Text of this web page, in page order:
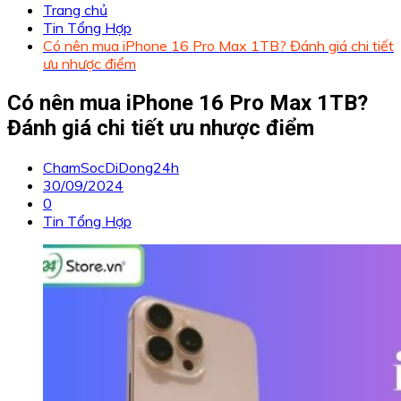
Trang chủ
Tin Tổng Hợp
Có nên mua iPhone 16 Pro Max 1TB? Đánh giá chi tiết
ưu nhược điểm
Có nên mua iPhone 16 Pro Max 1TB?
Đánh giá chi tiết ưu nhược điểm
ChamSocDiDong24h
30/09/2024
0
Tin Tổng Hợp